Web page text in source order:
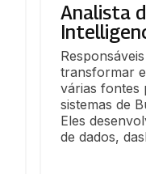
Analista
transformar
várias fontes
sistemas de
Eles
de dados,